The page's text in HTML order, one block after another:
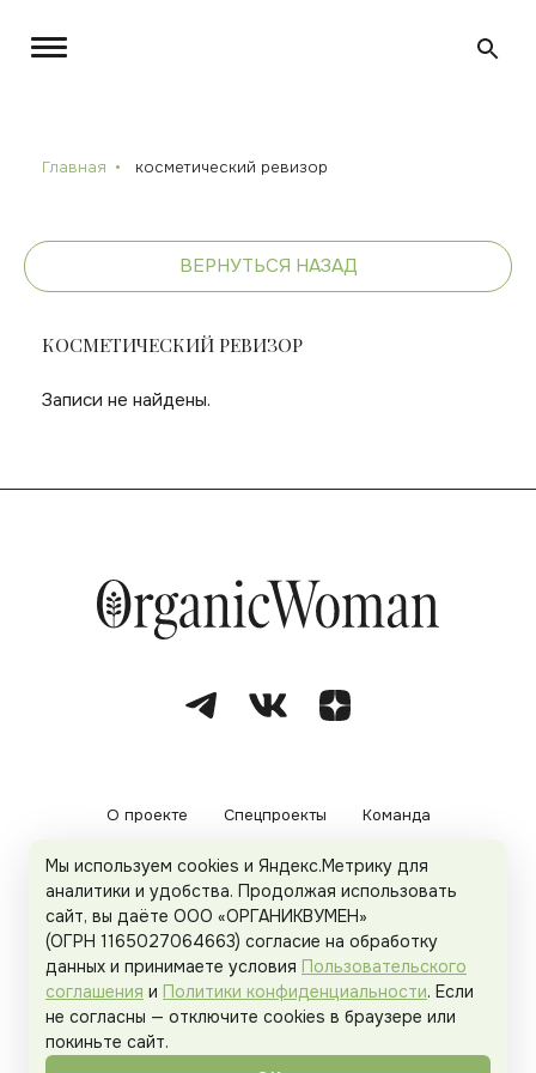
Главная косметический ревизор
ВЕРНУТЬСЯ НАЗАД
КОСМЕТИЧЕСКИЙ РЕВИЗОР
Записи не найдены.
О проекте Спецпроекты Команда
Рекламодателям Политика конфиденциальности
Пользовательское соглашение
Organicwoman.ru . Все права защищены.
Мы используем cookies и Яндекс.Метрику для
аналитики и удобства. Продолжая использовать
сайт, вы даёте ООО «ОРГАНИКВУМЕН»
(ОГРН 1165027064663) согласие на обработку
данных и принимаете условия Пользовательского
соглашения и Политики конфиденциальности. Если
не согласны — отключите cookies в браузере или
покиньте сайт.